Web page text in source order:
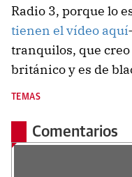
Radio 3, porque lo
tienen el vídeo aquí
tranquilos, que
británico y es de
TEMAS
Comentarios